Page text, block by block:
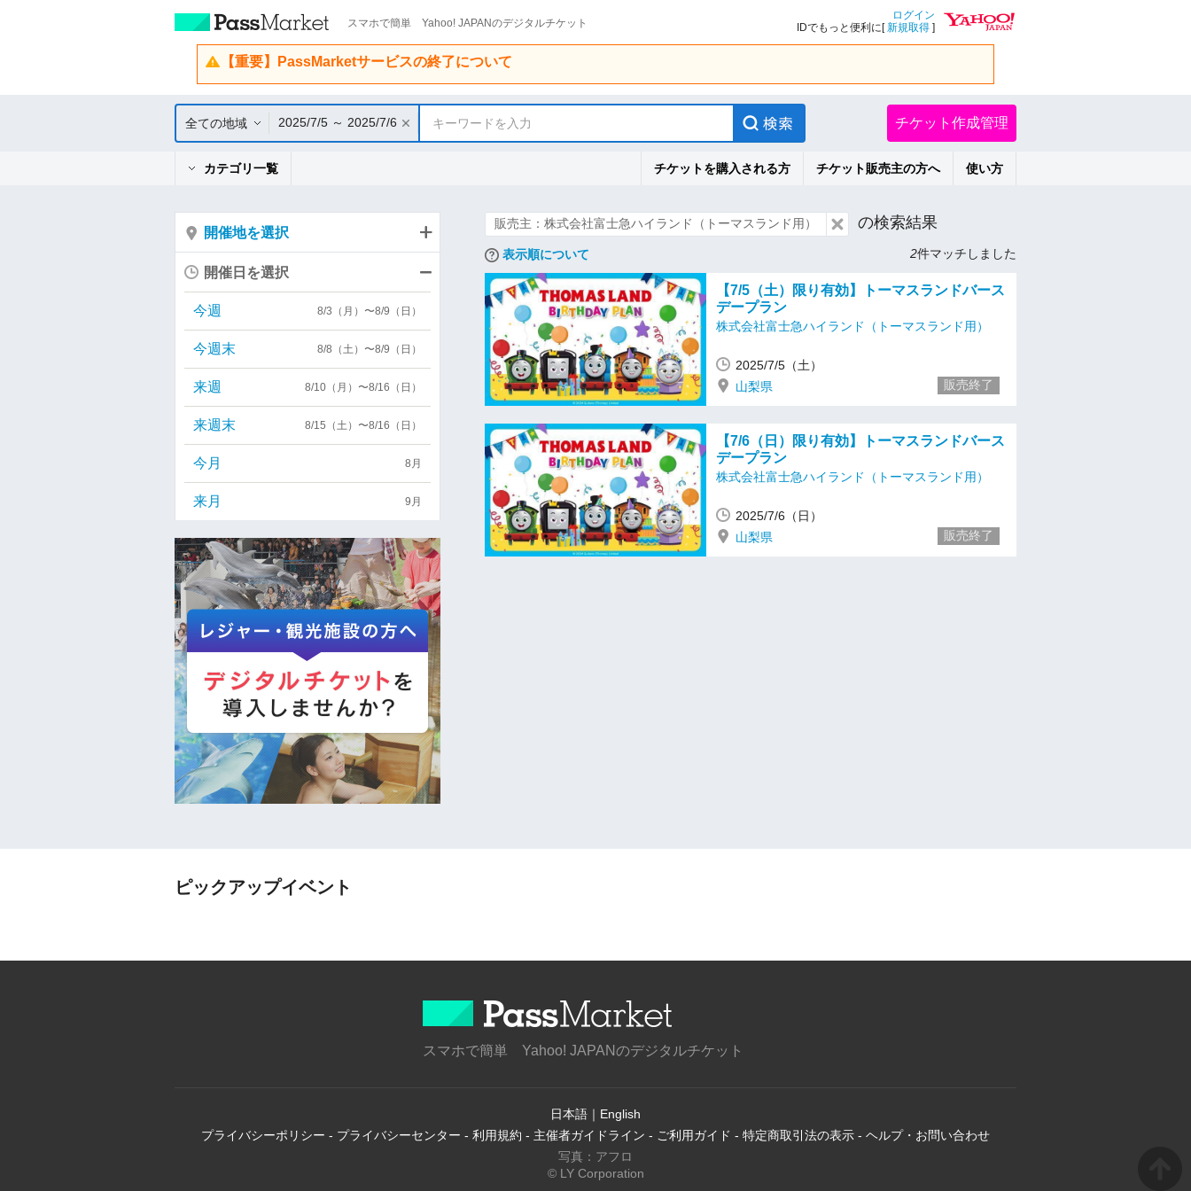
スマホで簡単 Yahoo! JAPANのデジタルチケット
ログイン
IDでもっと便利に[新規取得 ]
【重要】PassMarketサービスの終了について
全ての地域 2025/7/5 ～ 2025/7/6 キーワードを入力 チケット作成管理
カテゴリ一覧 チケットを購入される方 チケット販売主の方へ 使い方
販売主：株式会社富士急ハイランド（トーマスランド用） の検索結果
表示順について 2件マッチしました
【7/5（土）限り有効】トーマスランドバース
デープラン
株式会社富士急ハイランド（トーマスランド用）
2025/7/5（土）
山梨県
販売終了
【7/6（日）限り有効】トーマスランドバース
デープラン
株式会社富士急ハイランド（トーマスランド用）
2025/7/6（日）
山梨県
販売終了
開催地を選択
開催日を選択
今週 8/3（月）〜8/9（日）
今週末 8/8（土）〜8/9（日）
来週 8/10（月）〜8/16（日）
来週末 8/15（土）〜8/16（日）
今月 8月
来月 9月
ピックアップイベント
スマホで簡単 Yahoo! JAPANのデジタルチケット
日本語 ｜ English
プライバシーポリシー - プライバシーセンター - 利用規約 - 主催者ガイドライン - ご利用ガイド - 特定商取引法の表示 - ヘルプ・お問い合わせ
写真：アフロ
© LY Corporation